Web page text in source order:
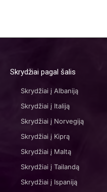
Skrydžiai pagal šalis
Skrydžiai į Albaniją
Skrydžiai į Italiją
Skrydžiai į Norvegiją
Skrydžiai į Kiprą
Skrydžiai į Maltą
Skrydžiai į Tailandą
Skrydžiai į Ispaniją